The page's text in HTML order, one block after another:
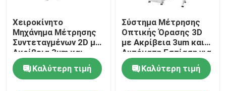
Χειροκίνητο
Μηχάνημα Μέτρησης
Συντεταγμένων 2D με
Ακρίβεια 3um και
Τροφοδοσία 220V
50HZ για Μέτρηση
Ακριβείας
Καλύτερη τιμή
Σύστημα Μέτρησης
Οπτικής Όρασης 3D
με Ακρίβεια 3um και
Αυτόματη Εστίαση για
Εύκολη Εγκατάσταση
στα Ηλεκτρονικά
Καλύτερη τιμή